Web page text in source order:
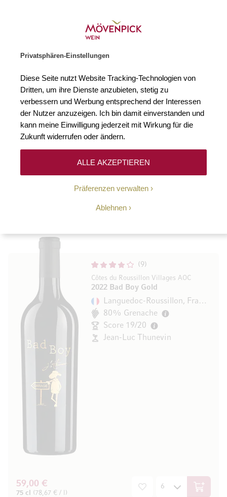
Privatsphären-Einstellungen
Diese Seite nutzt Website Tracking-Technologien von
Dritten, um ihre Dienste anzubieten, stetig zu
verbessern und Werbung entsprechend der Interessen
der Nutzer anzuzeigen. Ich bin damit einverstanden und
kann meine Einwilligung jederzeit mit Wirkung für die
Zukunft widerrufen oder ändern.
Präferenzen verwalten
Ablehnen
ALLE AKZEPTIEREN
Jean-Luc Thunevin (3)
Einst wurde Jean-Luc Thunevin von Robert Parker als „Bad Boy“ und
„Schwarzes Schaf“ bezeichnet, heute zählen Thunevins Weine zu den
als Rebell des Bordelais: Damals erfüllten sich Jean-Luc und seine
Frau Murielle einen gemeinsamen Traum und erwarben mit
9
Côtes du Roussillon Villages AOC
2022 Bad Boy Gold
Languedoc-Roussillon, Frankreich
80% Grenache
Score 19/20
Jean-Luc Thunevin
59,00 €
75 cl (78,67 € / l) In den